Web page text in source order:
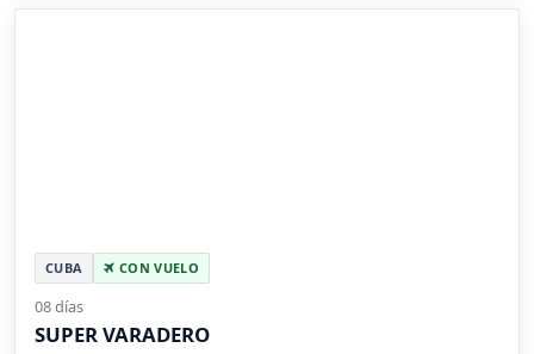
CUBA CON VUELO
08 días
SUPER VARADERO